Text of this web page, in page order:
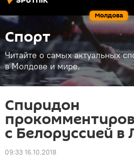
Молдова
Спорт
Читайте о самых актуальных
в Молдове и мире.
Спиридон
с Белоруссией в
09:33 16.10.2018